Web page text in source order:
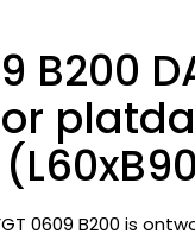
B200
0609 B200 is